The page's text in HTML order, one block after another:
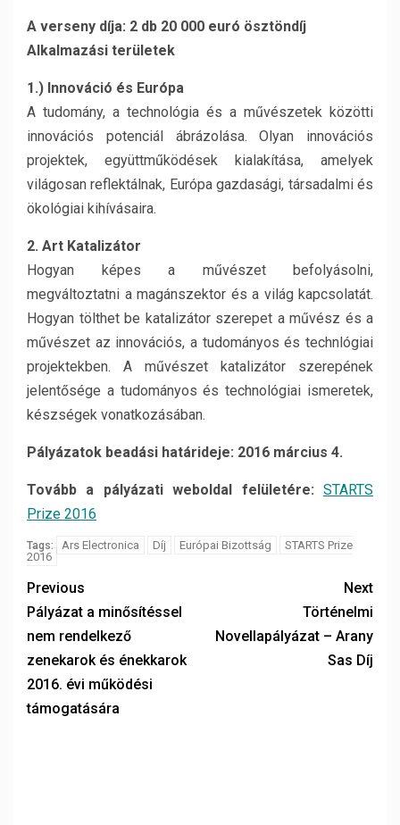
A verseny díja: 2 db 20 000 euró ösztöndíj
Alkalmazási területek
1.) Innováció és Európa
A tudomány, a technológia és a művészetek közötti
innovációs potenciál ábrázolása. Olyan innovációs
projektek, együttműködések kialakítása, amelyek
világosan reflektálnak, Európa gazdasági, társadalmi és
ökológiai kihívásaira.
2. Art Katalizátor
Hogyan képes a művészet befolyásolni,
megváltoztatni a magánszektor és a világ kapcsolatát.
Hogyan tölthet be katalizátor szerepet a művész és a
művészet az innovációs, a tudományos és technlógiai
projektekben. A művészet katalizátor szerepének
jelentősége a tudományos és technológiai ismeretek,
készségek vonatkozásában.
Pályázatok beadási határideje: 2016 március 4.
Tovább a pályázati weboldal felületére: STARTS
Prize 2016
Tags: Ars Electronica Díj Európai Bizottság
STARTS Prize
2016
Previous
Pályázat a minősítéssel
nem rendelkező
zenekarok és énekkarok
2016. évi működési
támogatására
Next
Történelmi
Novellapályázat – Arany
Sas Díj